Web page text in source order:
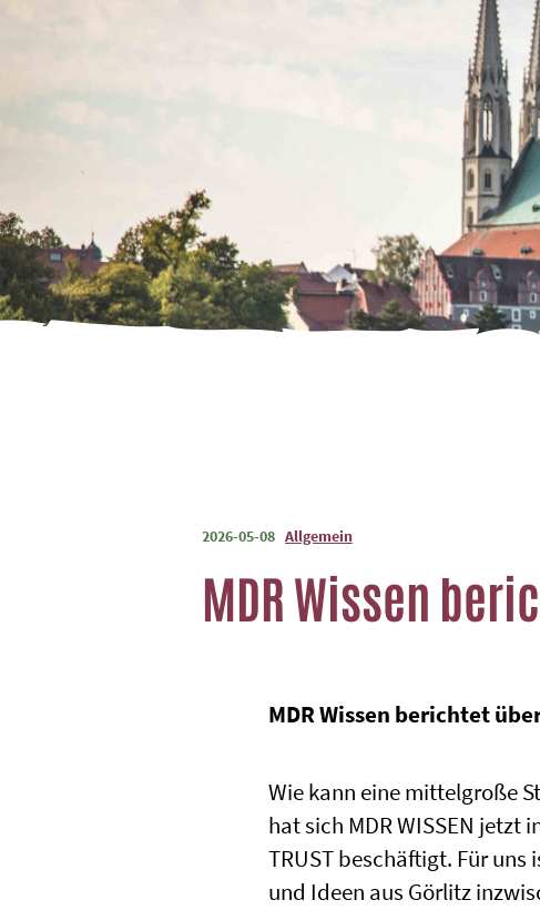
2026-05-08 Allgemein
MDR Wissen
MDR Wissen berichtet
Wie kann eine mittelgroße
hat sich MDR WISSEN
TRUST beschäftigt. Für
und Ideen aus Görlitz